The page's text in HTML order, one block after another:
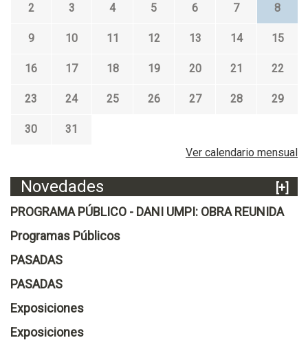
2 3 4 5 6 7 8
9 10 11 12 13 14 15
16 17 18 19 20 21 22
23 24 25 26 27 28 29
30
31
Ver calendario mensual
Novedades
[+]
PROGRAMA PÚBLICO - DANI UMPI: OBRA REUNIDA
Programas Públicos
PASADAS
PASADAS
Exposiciones
Exposiciones